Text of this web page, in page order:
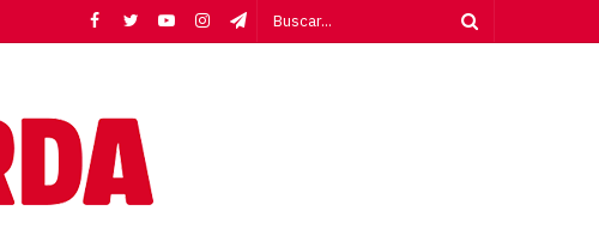
Telegram
Instagram
YouTube
Twitter
Facebook